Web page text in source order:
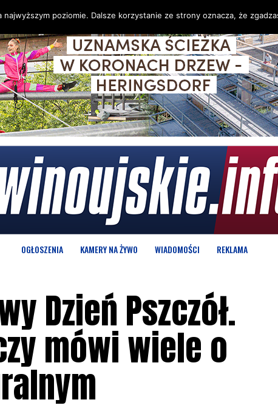
OGŁOSZENIA KAMERY NA ŻYWO WIADOMOŚCI REKLAMA
Dzień Pszczół.
mówi wiele o
poziomie. Dalsze korzystanie ze strony oznacza, że